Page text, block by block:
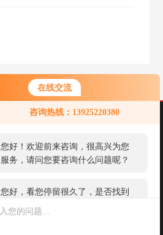
在线交流
咨询热线：13925220380
您好！欢迎前来咨询，很高兴为您
服务，请问您要咨询什么问题呢？
您好，看您停留很久了，是否找到
了需求产品，您可以直接在线与我